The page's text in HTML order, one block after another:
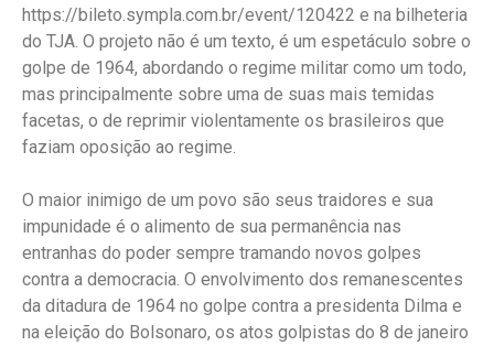
https://bileto.sympla.com.br/event/120422 e na bilheteria
do TJA. O projeto não é um texto, é um espetáculo sobre o
golpe de 1964, abordando o regime militar como um todo,
mas principalmente sobre uma de suas mais temidas
facetas, o de reprimir violentamente os brasileiros que
faziam oposição ao regime.
O maior inimigo de um povo são seus traidores e sua
impunidade é o alimento de sua permanência nas
entranhas do poder sempre tramando novos golpes
contra a democracia. O envolvimento dos remanescentes
da ditadura de 1964 no golpe contra a presidenta Dilma e
na eleição do Bolsonaro, os atos golpistas do 8 de janeiro